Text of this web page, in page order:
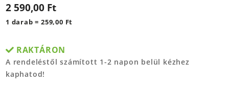
2 590,00 Ft
1 darab = 259,00 Ft
RAKTÁRON
A rendeléstől számított 1-2 napon belül kézhez
kaphatod!